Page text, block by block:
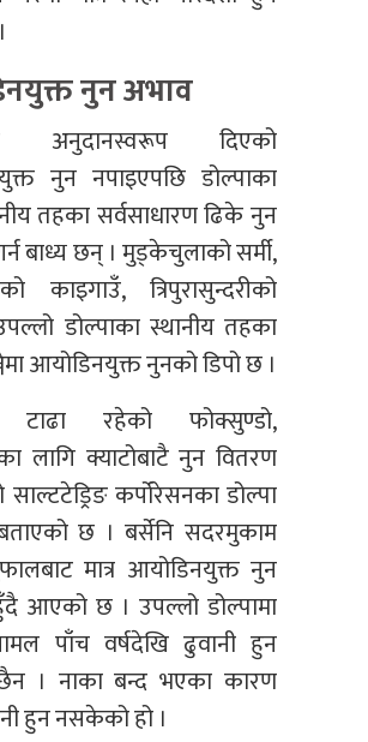
नुन अभाव
अनुदानस्वरूप दिएको
नुन नपाइएपछि डोल्पाका
तहका सर्वसाधारण ढिके नुन
बाध्य छन् । मुड्केचुलाको सर्मी,
काइगाउँ, त्रिपुरासुन्दरीको
डोल्पाका स्थानीय तहका
आयोडिनयुक्त नुनको डिपो छ ।
टाढा रहेको फोक्सुण्डो,
लागि क्याटोबाटै नुन वितरण
कर्पोरेसनका डोल्पा
छ । बर्सेनि सदरमुकाम
मात्र आयोडिनयुक्त नुन
आएको छ । उपल्लो डोल्पामा
पाँच वर्षदेखि ढुवानी हुन
। नाका बन्द भएका कारण
हुन नसकेको हो ।